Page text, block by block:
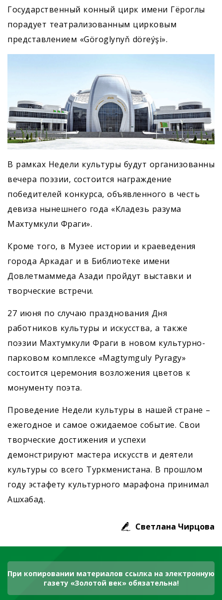
Государственный конный цирк имени Гёроглы
порадует театрализованным цирковым
представлением «Göroglynyň döreýşi».
В рамках Недели культуры будут организованны
вечера поэзии, состоится награждение
победителей конкурса, объявленного в честь
девиза нынешнего года «Кладезь разума
Махтумкули Фраги».
Кроме того, в Музее истории и краеведения
города Аркадаг и в Библиотеке имени
Довлетмаммеда Азади пройдут выставки и
творческие встречи.
27 июня по случаю празднования Дня
работников культуры и искусства, а также
поэзии Махтумкули Фраги в новом культурно-
парковом комплексе «Magtymguly Pyragy»
состоится церемония возложения цветов к
монументу поэта.
Проведение Недели культуры в нашей стране –
ежегодное и самое ожидаемое событие. Свои
творческие достижения и успехи
демонстрируют мастера искусств и деятели
культуры со всего Туркменистана. В прошлом
году эстафету культурного марафона принимал
Ашхабад.
Светлана Чирцова
При копировании материалов ссылка на электронную
газету «Золотой век» обязательна!